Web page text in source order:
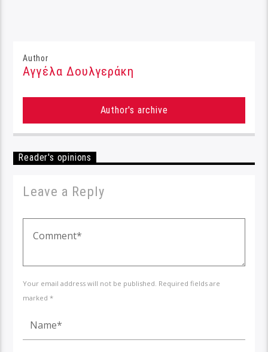
Author
Αγγέλα Δουλγεράκη
Author's archive
Reader's opinions
Leave a Reply
Your email address will not be published. Required fields are
marked *